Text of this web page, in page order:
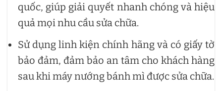
quốc, giúp giải quyết nhanh chóng và hiệu
quả mọi nhu cầu sửa chữa.
Sử dụng linh kiện chính hãng và có giấy tờ
bảo đảm, đảm bảo an tâm cho khách hàng
sau khi máy nướng bánh mì được sửa chữa.